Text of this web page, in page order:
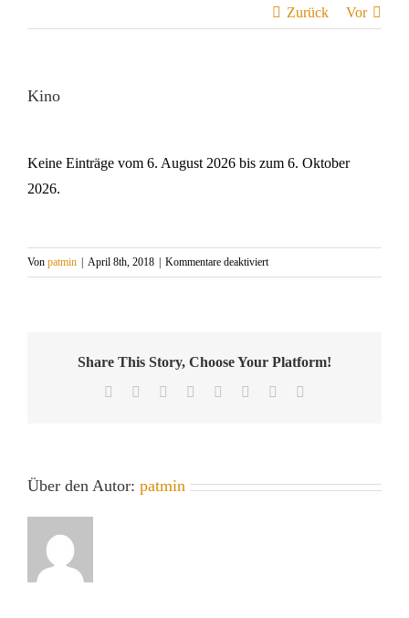
Zurück Vor
Kino
Keine Einträge vom 6. August 2026 bis zum 6. Oktober
2026.
Von patmin | April 8th, 2018 | Kommentare deaktiviertfür
Kino
Share This Story, Choose Your Platform!
Facebook Reddit LinkedIn
TumblrPinterest
Über den Autor: patmin